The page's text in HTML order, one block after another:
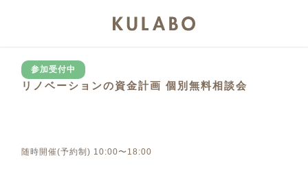
参加受付中
リノベーションの資金計画 個別無料相談会
随時開催(予約制) 10:00〜18:00